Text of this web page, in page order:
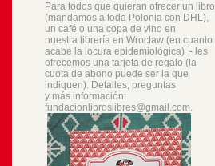
Para todos que quieran ofrecer un libro
(mandamos a toda Polonia con DHL),
un café o una copa de vino en
nuestra libreríaen Wrocław (en cuanto
acabe la locura epidemiológica) - les
ofrecemos una tarjeta de regalo (la
cuota de abono puede ser la que
indiquen). Detalles, preguntas
y másinformación:
fundacionlibroslibres@gmail.com.